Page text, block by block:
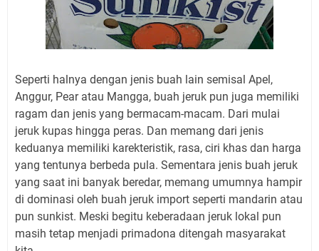
Seperti halnya dengan jenis buah lain semisal Apel,
Anggur, Pear atau Mangga, buah jeruk pun juga memiliki
ragam dan jenis yang bermacam-macam. Dari mulai
jeruk kupas hingga peras. Dan memang dari jenis
keduanya memiliki karekteristik, rasa, ciri khas dan harga
yang tentunya berbeda pula. Sementara jenis buah jeruk
yang saat ini banyak beredar, memang umumnya hampir
di dominasi oleh buah jeruk import seperti mandarin atau
pun sunkist. Meski begitu keberadaan jeruk lokal pun
masih tetap menjadi primadona ditengah masyarakat